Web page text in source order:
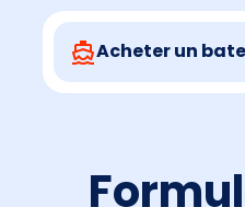
Acheter un